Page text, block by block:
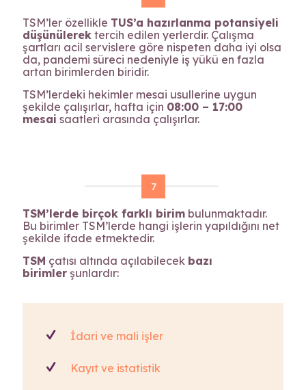
TSM’ler özellikle TUS’a hazırlanma potansiyeli
düşünülerek tercih edilen yerlerdir. Çalışma
şartları acil servislere göre nispeten daha iyi olsa
da, pandemi süreci nedeniyle iş yükü en fazla
artan birimlerden biridir.
TSM’lerdeki hekimler mesai usullerine uygun
şekilde çalışırlar, hafta için 08:00 – 17:00
mesai saatleri arasında çalışırlar.
7
TSM’lerde birçok farklı birim bulunmaktadır.
Bu birimler TSM’lerde hangi işlerin yapıldığını net
şekilde ifade etmektedir.
TSM çatısı altında açılabilecek bazı
birimler şunlardır:
İdari ve mali işler
Kayıt ve istatistik